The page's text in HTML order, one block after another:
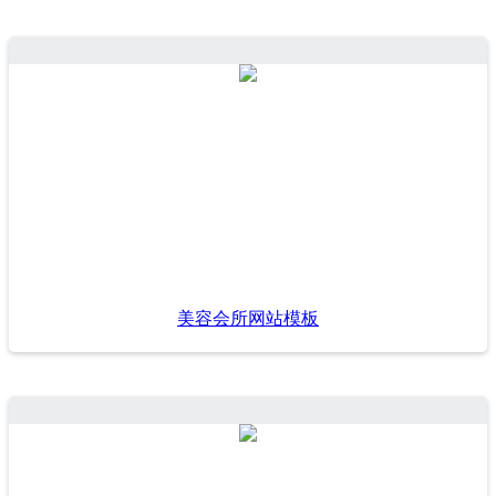
美容会所网站模板